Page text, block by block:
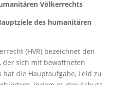
Völkerrechts
des humanitären
(HVR) bezeichnet den
der sich mit bewaffneten
hat die Hauptaufgabe, Leid zu